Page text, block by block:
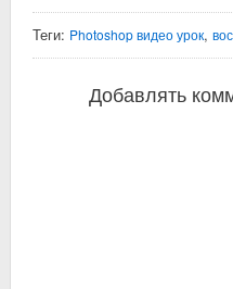
Теги: Photoshop видео урок,
Добавлять